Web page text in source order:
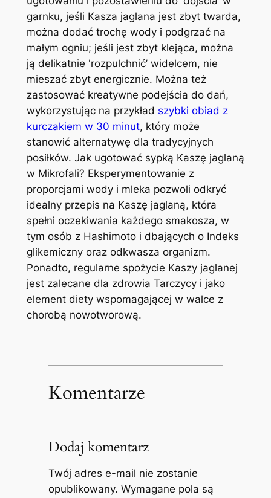
garnku, jeśli Kasza jaglana jest zbyt twarda,
można dodać trochę wody i podgrzać na
małym ogniu; jeśli jest zbyt klejąca, można
ją delikatnie 'rozpulchnić’ widelcem, nie
mieszać zbyt energicznie. Można też
zastosować kreatywne podejścia do dań,
wykorzystując na przykład szybki obiad z
kurczakiem w 30 minut, który może
stanowić alternatywę dla tradycyjnych
posiłków. Jak ugotować sypką Kaszę jaglaną
w Mikrofali? Eksperymentowanie z
proporcjami wody i mleka pozwoli odkryć
idealny przepis na Kaszę jaglaną, która
spełni oczekiwania każdego smakosza, w
tym osób z Hashimoto i dbających o Indeks
glikemiczny oraz odkwasza organizm.
Ponadto, regularne spożycie Kaszy jaglanej
jest zalecane dla zdrowia Tarczycy i jako
element diety wspomagającej w walce z
chorobą nowotworową.
Komentarze
Dodaj komentarz
Twój adres e-mail nie zostanie
opublikowany. Wymagane pola są